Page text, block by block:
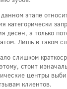
этапе
десен, а только
Лишь в таком
слишком
стоит
центры
клиентов.